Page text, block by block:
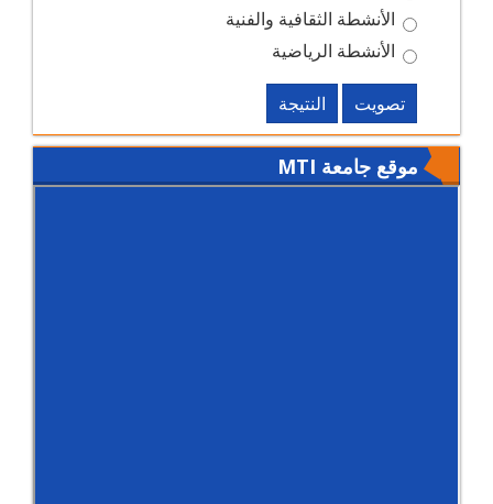
الأنشطة الثقافية والفنية
الأنشطة الرياضية
تصويت النتيجة
موقع جامعة MTI